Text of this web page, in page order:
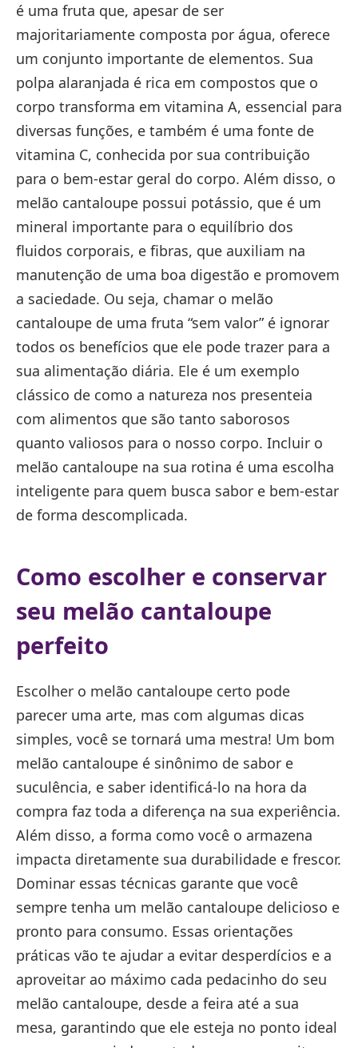
é uma fruta que, apesar de ser
majoritariamente composta por água, oferece
um conjunto importante de elementos. Sua
polpa alaranjada é rica em compostos que o
corpo transforma em vitamina A, essencial para
diversas funções, e também é uma fonte de
vitamina C, conhecida por sua contribuição
para o bem-estar geral do corpo. Além disso, o
melão cantaloupe possui potássio, que é um
mineral importante para o equilíbrio dos
fluidos corporais, e fibras, que auxiliam na
manutenção de uma boa digestão e promovem
a saciedade. Ou seja, chamar o melão
cantaloupe de uma fruta “sem valor” é ignorar
todos os benefícios que ele pode trazer para a
sua alimentação diária. Ele é um exemplo
clássico de como a natureza nos presenteia
com alimentos que são tanto saborosos
quanto valiosos para o nosso corpo. Incluir o
melão cantaloupe na sua rotina é uma escolha
inteligente para quem busca sabor e bem-estar
de forma descomplicada.
Como escolher e conservar
seu melão cantaloupe
perfeito
Escolher o melão cantaloupe certo pode
parecer uma arte, mas com algumas dicas
simples, você se tornará uma mestra! Um bom
melão cantaloupe é sinônimo de sabor e
suculência, e saber identificá-lo na hora da
compra faz toda a diferença na sua experiência.
Além disso, a forma como você o armazena
impacta diretamente sua durabilidade e frescor.
Dominar essas técnicas garante que você
sempre tenha um melão cantaloupe delicioso e
pronto para consumo. Essas orientações
práticas vão te ajudar a evitar desperdícios e a
aproveitar ao máximo cada pedacinho do seu
melão cantaloupe, desde a feira até a sua
mesa, garantindo que ele esteja no ponto ideal